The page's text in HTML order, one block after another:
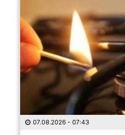
07.08.2026 - 07:43